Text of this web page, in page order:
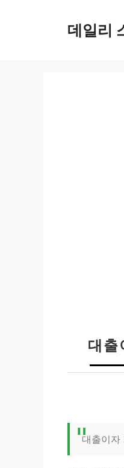
데일리
대출
대출이자